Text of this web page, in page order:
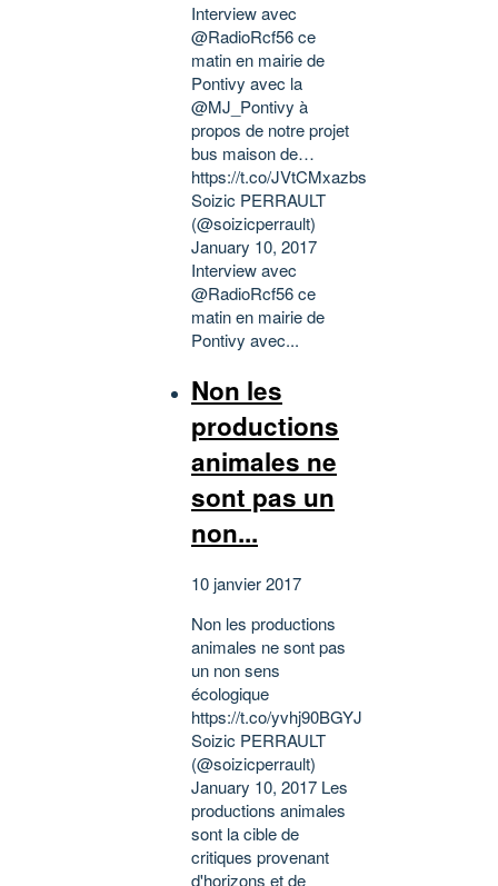
Interview avec
@RadioRcf56 ce
matin en mairie de
Pontivy avec la
@MJ_Pontivy à
propos de notre projet
bus maison de…
https://t.co/JVtCMxazbs
Soizic PERRAULT
(@soizicperrault)
January 10, 2017
Interview avec
@RadioRcf56 ce
matin en mairie de
Pontivy avec...
Non les
productions
animales ne
sont pas un
non...
10 janvier 2017
Non les productions
animales ne sont pas
un non sens
écologique
https://t.co/yvhj90BGYJ
Soizic PERRAULT
(@soizicperrault)
January 10, 2017 Les
productions animales
sont la cible de
critiques provenant
d'horizons et de